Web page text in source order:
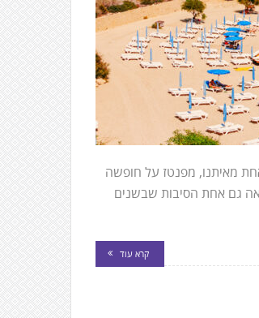
כל אחד ואחת מאיתנו, מפנטז על חופשה
גם אחת הסיבות שבשנים
קרא עוד